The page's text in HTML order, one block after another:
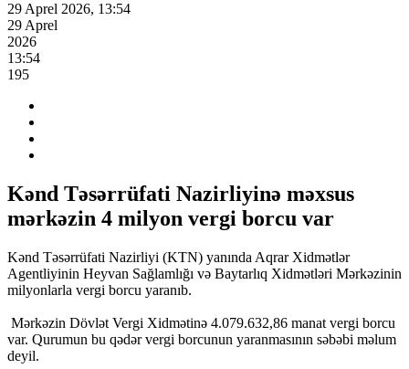
29 Aprel 2026, 13:54
29 Aprel
2026
13:54
195
Kənd Təsərrüfati Nazirliyinə məxsus
mərkəzin 4 milyon vergi borcu var
Kənd Təsərrüfati Nazirliyi (KTN) yanında Aqrar Xidmətlər
Agentliyinin Heyvan Sağlamlığı və Baytarlıq Xidmətləri Mərkəzinin
milyonlarla vergi borcu yaranıb.
Mərkəzin Dövlət Vergi Xidmətinə 4.079.632,86 manat vergi borcu
var. Qurumun bu qədər vergi borcunun yaranmasının səbəbi məlum
deyil.